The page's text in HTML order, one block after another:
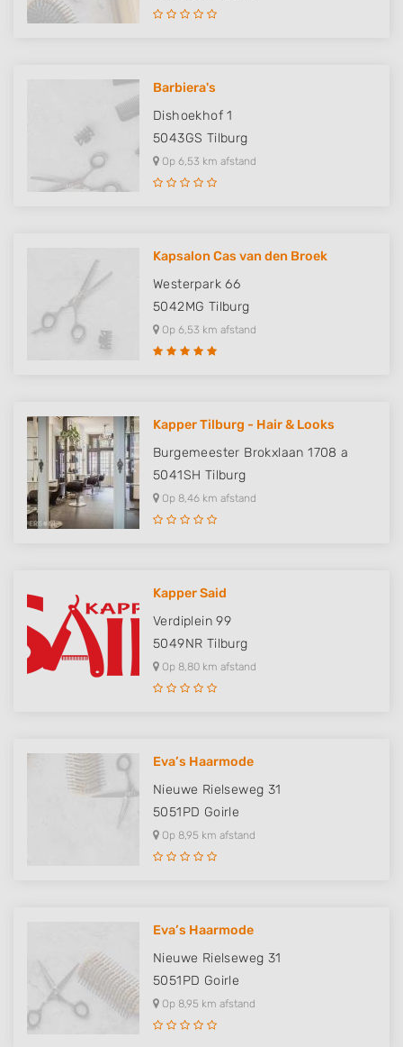
Barbiera's
Dishoekhof 1
5043GS Tilburg
Op 6,53 km afstand
Kapsalon Cas van den Broek
Westerpark 66
5042MG Tilburg
Op 6,53 km afstand
Kapper Tilburg - Hair & Looks
Burgemeester Brokxlaan 1708 a
5041SH Tilburg
Op 8,46 km afstand
Kapper Said
Verdiplein 99
5049NR Tilburg
Op 8,80 km afstand
Eva’s Haarmode
Nieuwe Rielseweg 31
5051PD Goirle
Op 8,95 km afstand
Eva’s Haarmode
Nieuwe Rielseweg 31
5051PD Goirle
Op 8,95 km afstand